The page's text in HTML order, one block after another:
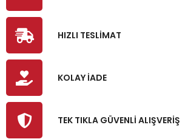
HIZLI TESLİMAT
KOLAY İADE
TEK TIKLA GÜVENLİ ALIŞVERİŞ